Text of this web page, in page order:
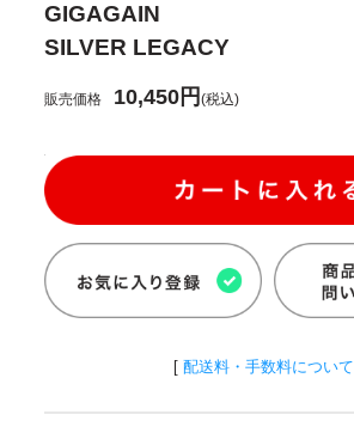
GIGAGAIN
SILVER LEGACY
販売価格 10,450円(税込)
[ 配送料・手数料について